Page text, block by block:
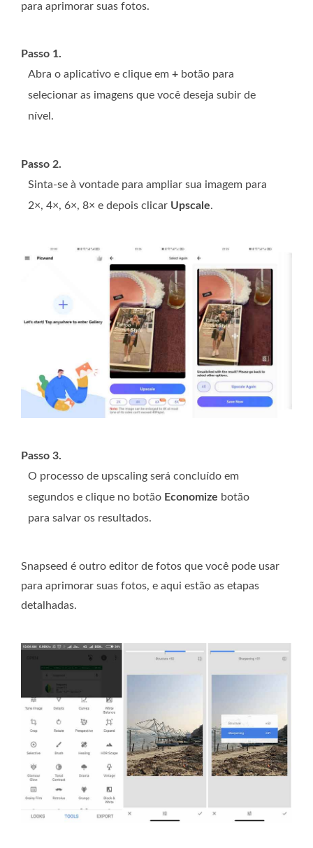
para aprimorar suas fotos.
Passo 1.
Abra o aplicativo e clique em + botão para
selecionar as imagens que você deseja subir de
nível.
Passo 2.
Sinta-se à vontade para ampliar sua imagem para
2×, 4×, 6×, 8× e depois clicar Upscale.
Passo 3.
O processo de upscaling será concluído em
segundos e clique no botão Economize botão
para salvar os resultados.
Snapseed é outro editor de fotos que você pode usar
para aprimorar suas fotos, e aqui estão as etapas
detalhadas.